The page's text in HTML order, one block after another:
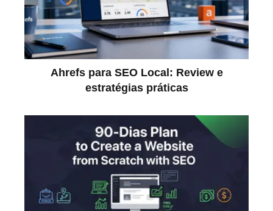
Ahrefs para SEO Local: Review e
estratégias práticas